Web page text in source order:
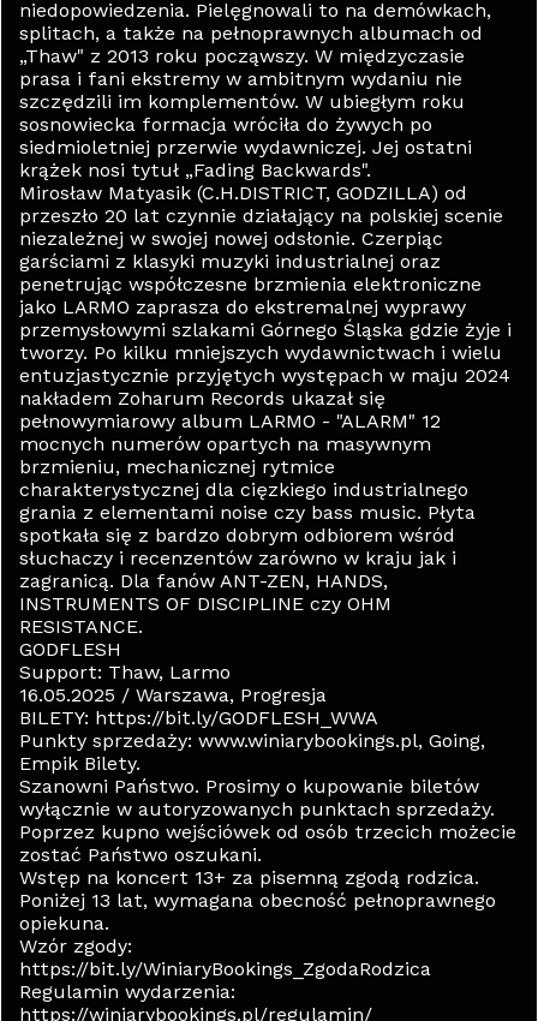
niedopowiedzenia. Pielęgnowali to na demówkach,
splitach, a także na pełnoprawnych albumach od
„Thaw" z 2013 roku począwszy. W międzyczasie
prasa i fani ekstremy w ambitnym wydaniu nie
szczędzili im komplementów. W ubiegłym roku
sosnowiecka formacja wróciła do żywych po
siedmioletniej przerwie wydawniczej. Jej ostatni
krążek nosi tytuł „Fading Backwards".
Mirosław Matyasik (C.H.DISTRICT, GODZILLA) od
przeszło 20 lat czynnie działający na polskiej scenie
niezależnej w swojej nowej odsłonie. Czerpiąc
garściami z klasyki muzyki industrialnej oraz
penetrując współczesne brzmienia elektroniczne
jako LARMO zaprasza do ekstremalnej wyprawy
przemysłowymi szlakami Górnego Śląska gdzie żyje i
tworzy. Po kilku mniejszych wydawnictwach i wielu
entuzjastycznie przyjętych występach w maju 2024
nakładem Zoharum Records ukazał się
pełnowymiarowy album LARMO - "ALARM" 12
mocnych numerów opartych na masywnym
brzmieniu, mechanicznej rytmice
charakterystycznej dla cięzkiego industrialnego
grania z elementami noise czy bass music. Płyta
spotkała się z bardzo dobrym odbiorem wśród
słuchaczy i recenzentów zarówno w kraju jak i
zagranicą. Dla fanów ANT-ZEN, HANDS,
INSTRUMENTS OF DISCIPLINE czy OHM
RESISTANCE.
GODFLESH
Support: Thaw, Larmo
16.05.2025 / Warszawa, Progresja
BILETY: https://bit.ly/GODFLESH_WWA
Punkty sprzedaży: www.winiarybookings.pl, Going,
Empik Bilety.
Szanowni Państwo. Prosimy o kupowanie biletów
wyłącznie w autoryzowanych punktach sprzedaży.
Poprzez kupno wejściówek od osób trzecich możecie
zostać Państwo oszukani.
Wstęp na koncert 13+ za pisemną zgodą rodzica.
Poniżej 13 lat, wymagana obecność pełnoprawnego
opiekuna.
Wzór zgody:
https://bit.ly/WiniaryBookings_ZgodaRodzica
Regulamin wydarzenia:
https://winiarybookings.pl/regulamin/